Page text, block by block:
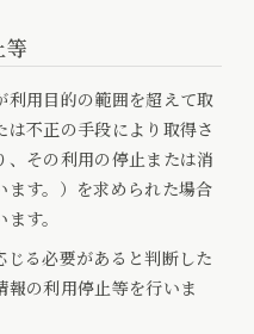
等
用目的の範囲を超えて取
は不正の手段により取得さ
その利用の停止または消
す。）を求められた場合
す。
る必要があると判断した
の利用停止等を行いま